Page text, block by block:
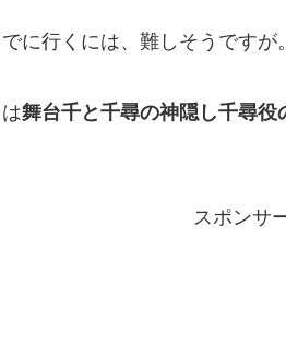
に行くには、難しそうですが。
舞台千と千尋の神隠し千尋役
スポンサ